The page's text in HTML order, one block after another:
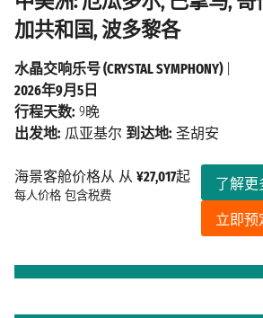
加共和国, 波多黎各
海景客舱价格从 从 ¥27,017起
每人价格 包含税费
了解更
立即预
水晶交响乐号 (CRYSTAL SYMPHONY)|
2026年9月5日
行程天数: 9晚
出发地: 瓜亚基尔 到达地: 圣胡安